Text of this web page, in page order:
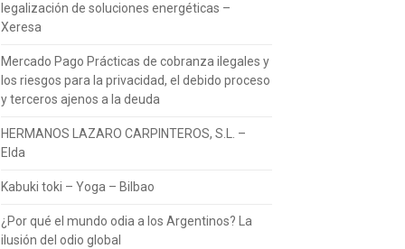
legalización de soluciones energéticas –
Xeresa
Mercado Pago Prácticas de cobranza ilegales y
los riesgos para la privacidad, el debido proceso
y terceros ajenos a la deuda
HERMANOS LAZARO CARPINTEROS, S.L. –
Elda
Kabuki toki – Yoga – Bilbao
¿Por qué el mundo odia a los Argentinos? La
ilusión del odio global